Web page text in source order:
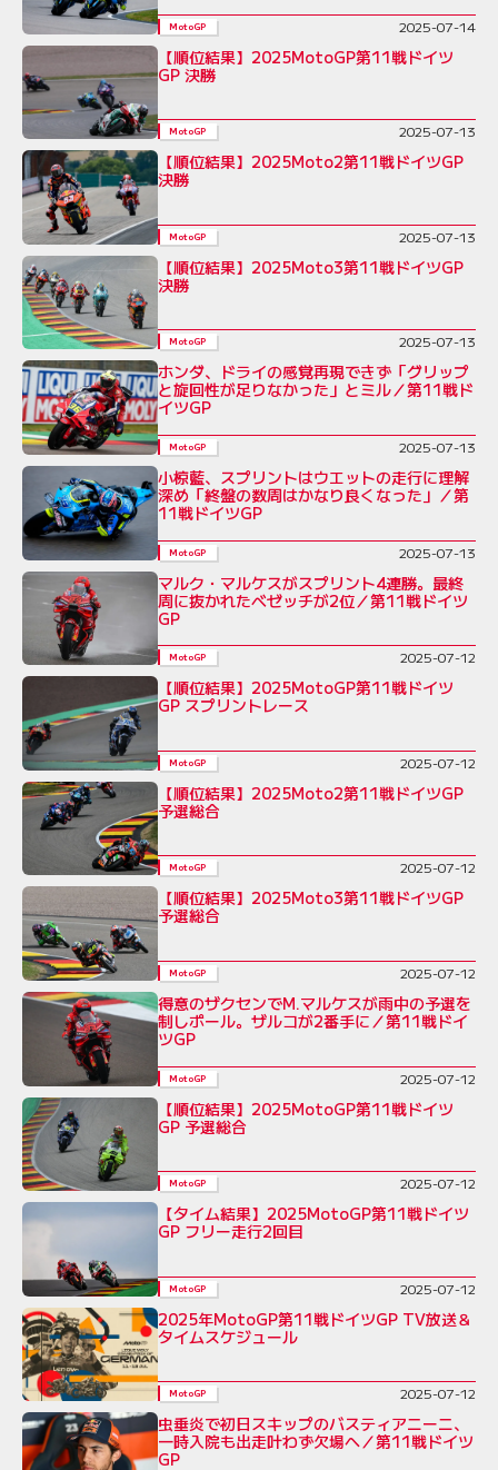
MotoGP 2025-07-14
【順位結果】2025MotoGP第11戦ドイツ
GP 決勝
MotoGP 2025-07-13
【順位結果】2025Moto2第11戦ドイツGP
決勝
MotoGP 2025-07-13
【順位結果】2025Moto3第11戦ドイツGP
決勝
MotoGP 2025-07-13
ホンダ、ドライの感覚再現できず「グリップ
と旋回性が足りなかった」とミル／第11戦ド
イツGP
MotoGP 2025-07-13
小椋藍、スプリントはウエットの走行に理解
深め「終盤の数周はかなり良くなった」／第
11戦ドイツGP
MotoGP 2025-07-13
マルク・マルケスがスプリント4連勝。最終
周に抜かれたベゼッチが2位／第11戦ドイツ
GP
MotoGP 2025-07-12
【順位結果】2025MotoGP第11戦ドイツ
GP スプリントレース
MotoGP 2025-07-12
【順位結果】2025Moto2第11戦ドイツGP
予選総合
MotoGP 2025-07-12
【順位結果】2025Moto3第11戦ドイツGP
予選総合
MotoGP 2025-07-12
得意のザクセンでM.マルケスが雨中の予選を
制しポール。ザルコが2番手に／第11戦ドイ
ツGP
MotoGP 2025-07-12
【順位結果】2025MotoGP第11戦ドイツ
GP 予選総合
MotoGP 2025-07-12
【タイム結果】2025MotoGP第11戦ドイツ
GP フリー走行2回目
MotoGP 2025-07-12
2025年MotoGP第11戦ドイツGP TV放送＆
タイムスケジュール
MotoGP 2025-07-12
虫垂炎で初日スキップのバスティアニーニ、
一時入院も出走叶わず欠場へ／第11戦ドイツ
GP